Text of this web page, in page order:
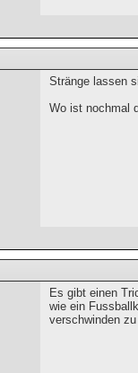
Stränge lassen
Wo ist nochmal
Es gibt einen
wie ein
verschwinden